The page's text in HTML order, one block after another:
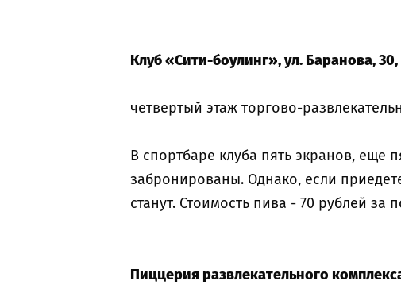
Клуб «Сити-боулинг», ул. Баранова, 30,
четвертый этаж торгово-
В спортбаре клуба пять экранов, еще
забронированы. Однако, если
станут. Стоимость пива - 70 рублей за
Пиццерия развлекательного